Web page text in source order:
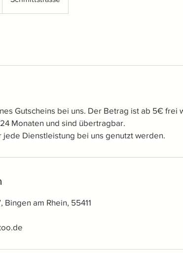
Gutscheins bei uns. Der Betrag ist ab 5€ frei
Monaten und sind übertragbar.
jede Dienstleistung bei uns genutzt werden.
am Rhein, 55411